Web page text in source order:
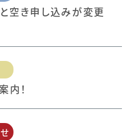
空き申し込みが変更
内！